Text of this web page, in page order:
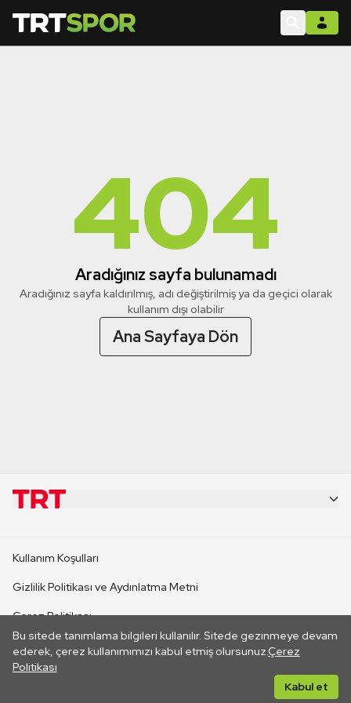
404
Aradığınız sayfa bulunamadı
Aradığınız sayfa kaldırılmış, adı değiştirilmiş ya da geçici olarak
kullanım dışı olabilir
Ana Sayfaya Dön
Bu sitede tanımlama bilgileri kullanılır. Sitede gezinmeye devam
ederek, çerez kullanımımızı kabul etmiş olursunuz.Çerez
Politikası
Kabul et
CANLI YAYINLAR
Kullanım Koşulları
Gizlilik Politikası ve Aydınlatma Metni
Çerez Politikası
İletişim
Her hakkı saklıdır. ©2026 TRT. Bağlantı yoluyla gidilen dış